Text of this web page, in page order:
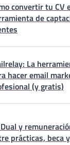
convertir tu CV
de
La
hacer email
(y gratis)
Dual y
prácticas, beca